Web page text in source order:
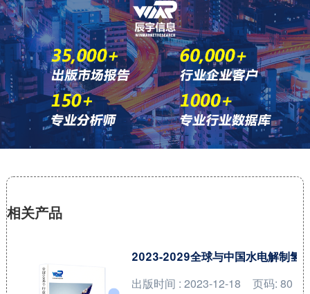
相关产品
2023-2029全球与中国水电解制氢
出版时间 : 2023-12-18
页码: 80